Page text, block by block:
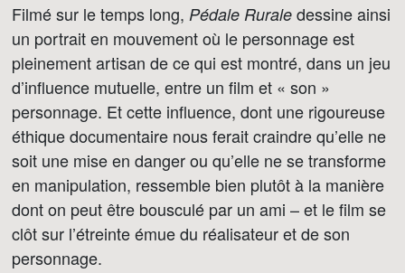
Filmé sur le temps long, Pédale Rurale dessine ainsi
un portrait en mouvement où le personnage est
pleinement artisan de ce qui est montré, dans un jeu
d’influence mutuelle, entre un film et « son »
personnage. Et cette influence, dont une rigoureuse
éthique documentaire nous ferait craindre qu’elle ne
soit une mise en danger ou qu’elle ne se transforme
en manipulation, ressemble bien plutôt à la manière
dont on peut être bousculé par un ami – et le film se
clôt sur l’étreinte émue du réalisateur et de son
personnage.